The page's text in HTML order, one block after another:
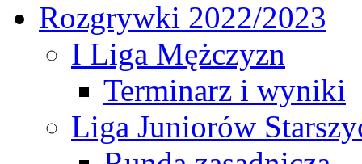
Rozgrywki 2022/2023
I Liga Mężczyzn
Terminarz i wyniki
Liga Juniorów